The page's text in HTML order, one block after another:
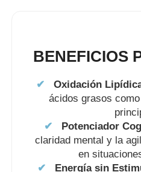
BENEFICIOS
✔ Oxidación
ácidos grasos
✔
Potenciador
claridad mental y la
en
✔
Energía sin